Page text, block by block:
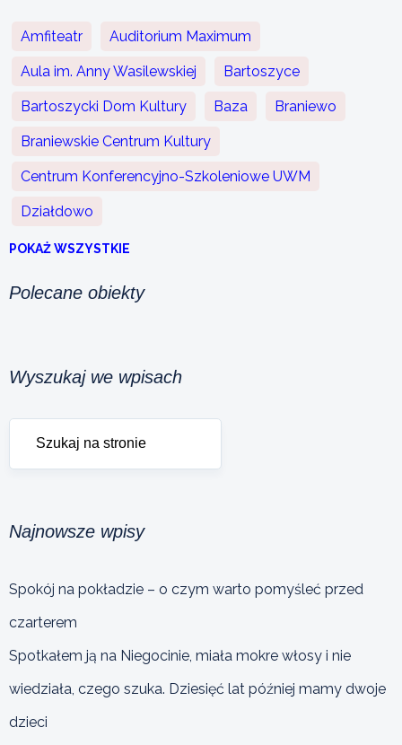
Amfiteatr Auditorium Maximum
Aula im. Anny Wasilewskiej Bartoszyce
Bartoszycki Dom Kultury Baza Braniewo
Braniewskie Centrum Kultury
Centrum Konferencyjno-Szkoleniowe UWM
Działdowo
POKAŻ WSZYSTKIE
Polecane obiekty
Wyszukaj we wpisach
Najnowsze wpisy
Spokój na pokładzie – o czym warto pomyśleć przed
czarterem
Spotkałem ją na Niegocinie, miała mokre włosy i nie
wiedziała, czego szuka. Dziesięć lat później mamy dwoje
dzieci